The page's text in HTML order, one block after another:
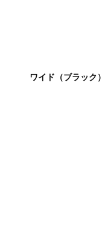
ワイド（ブラック）